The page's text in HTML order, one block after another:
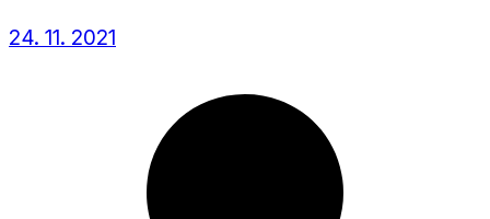
24. 11. 2021